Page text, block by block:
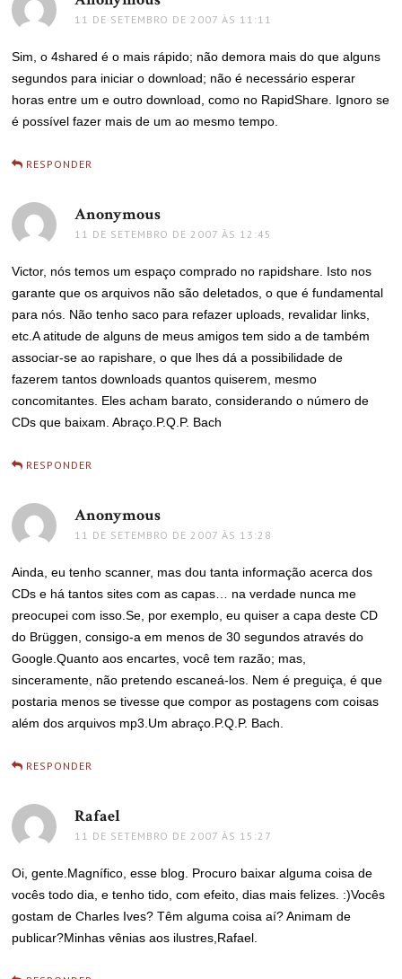
11 DE SETEMBRO DE 2007 ÀS 11:11
Sim, o 4shared é o mais rápido; não demora mais do que alguns
segundos para iniciar o download; não é necessário esperar
horas entre um e outro download, como no RapidShare. Ignoro se
é possível fazer mais de um ao mesmo tempo.
RESPONDER
Anonymous
11 DE SETEMBRO DE 2007 ÀS 12:45
Victor, nós temos um espaço comprado no rapidshare. Isto nos
garante que os arquivos não são deletados, o que é fundamental
para nós. Não tenho saco para refazer uploads, revalidar links,
etc.A atitude de alguns de meus amigos tem sido a de também
associar-se ao rapishare, o que lhes dá a possibilidade de
fazerem tantos downloads quantos quiserem, mesmo
concomitantes. Eles acham barato, considerando o número de
CDs que baixam. Abraço.P.Q.P. Bach
RESPONDER
Anonymous
11 DE SETEMBRO DE 2007 ÀS 13:28
Ainda, eu tenho scanner, mas dou tanta informação acerca dos
CDs e há tantos sites com as capas… na verdade nunca me
preocupei com isso.Se, por exemplo, eu quiser a capa deste CD
do Brüggen, consigo-a em menos de 30 segundos através do
Google.Quanto aos encartes, você tem razão; mas,
sinceramente, não pretendo escaneá-los. Nem é preguiça, é que
postaria menos se tivesse que compor as postagens com coisas
além dos arquivos mp3.Um abraço.P.Q.P. Bach.
RESPONDER
Rafael
11 DE SETEMBRO DE 2007 ÀS 15:27
Oi, gente.Magnífico, esse blog. Procuro baixar alguma coisa de
vocês todo dia, e tenho tido, com efeito, dias mais felizes. :)Vocês
gostam de Charles Ives? Têm alguma coisa aí? Animam de
publicar?Minhas vênias aos ilustres,Rafael.